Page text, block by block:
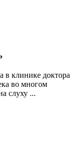
в клинике доктора
во многом
слуху ...